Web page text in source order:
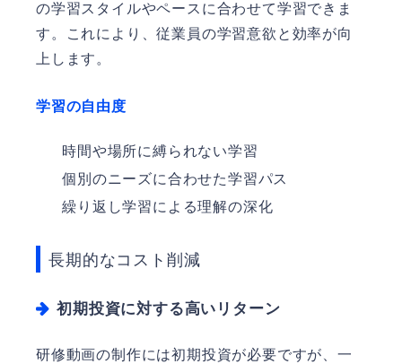
の学習スタイルやペースに合わせて学習できま
す。これにより、従業員の学習意欲と効率が向
上します。
学習の自由度
時間や場所に縛られない学習
個別のニーズに合わせた学習パス
繰り返し学習による理解の深化
長期的なコスト削減
初期投資に対する高いリターン
研修動画の制作には初期投資が必要ですが、一